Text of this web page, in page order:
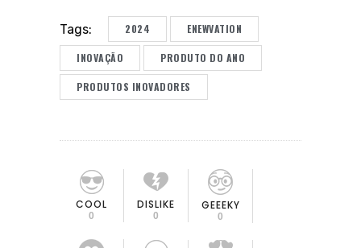
Tags: 2024 ENEWVATION
INOVAÇÃO PRODUTO DO ANO
PRODUTOS INOVADORES
COOL
0
DISLIKE
0
GEEEKY
0